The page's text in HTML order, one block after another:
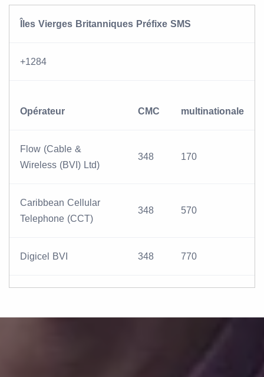
Îles Vierges Britanniques Préfixe SMS
+1284
Opérateur CMC multinationale
Flow (Cable &
Wireless (BVI) Ltd)
348 170
Caribbean Cellular
Telephone (CCT)
348 570
Digicel BVI 348 770